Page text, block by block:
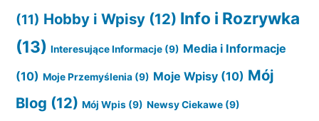
(11) Hobby i Wpisy (12) Info i Rozrywka
(13) Interesujące Informacje (9) Media i Informacje
(10) Moje Przemyślenia (9) Moje Wpisy (10) Mój
Blog (12) Mój Wpis (9) Newsy Ciekawe (9)